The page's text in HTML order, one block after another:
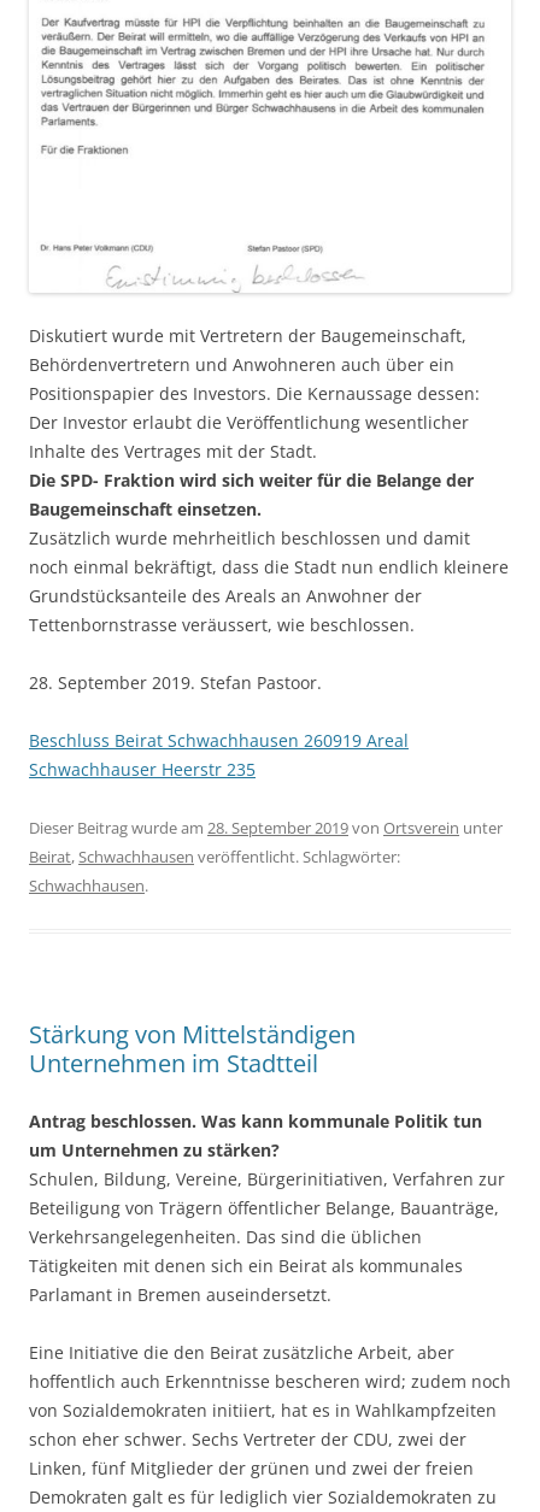
Diskutiert wurde mit Vertretern der Baugemeinschaft,
Behördenvertretern und Anwohneren auch über ein
Positionspapier des Investors. Die Kernaussage dessen:
Der Investor erlaubt die Veröffentlichung wesentlicher
Inhalte des Vertrages mit der Stadt.
Die SPD- Fraktion wird sich weiter für die Belange der
Baugemeinschaft einsetzen.
Zusätzlich wurde mehrheitlich beschlossen und damit
noch einmal bekräftigt, dass die Stadt nun endlich kleinere
Grundstücksanteile des Areals an Anwohner der
Tettenbornstrasse veräussert, wie beschlossen.
28. September 2019. Stefan Pastoor.
Beschluss Beirat Schwachhausen 260919 Areal
Schwachhauser Heerstr 235
Dieser Beitrag wurde am 28. September 2019von Ortsverein unter
Beirat,Schwachhausen veröffentlicht. Schlagwörter:
Schwachhausen.
Stärkung von Mittelständigen
Unternehmen im Stadtteil
Antrag beschlossen. Was kann kommunale Politik tun
um Unternehmen zu stärken?
Schulen, Bildung, Vereine, Bürgerinitiativen, Verfahren zur
Beteiligung von Trägern öffentlicher Belange, Bauanträge,
Verkehrsangelegenheiten. Das sind die üblichen
Tätigkeiten mit denen sich ein Beirat als kommunales
Parlamant in Bremen auseindersetzt.
Eine Initiative die den Beirat zusätzliche Arbeit, aber
hoffentlich auch Erkenntnisse bescheren wird; zudem noch
von Sozialdemokraten initiiert, hat es in Wahlkampfzeiten
schon eher schwer. Sechs Vertreter der CDU, zwei der
Linken, fünf Mitglieder der grünen und zwei der freien
Demokraten galt es für lediglich vier Sozialdemokraten zu